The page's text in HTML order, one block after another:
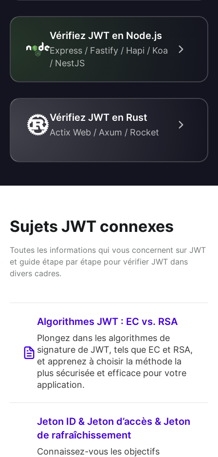
Vérifiez JWT en Node.js
Express / Fastify / Hapi / Koa
/ NestJS
Vérifiez JWT en Rust
Actix Web / Axum / Rocket
Sujets JWT connexes
Toutes les informations qui vous concernent sur JWT
et guide étape par étape pour vérifier JWT dans
divers cadres.
Algorithmes JWT : EC vs. RSA
Plongez dans les algorithmes de
signature de JWT, tels que EC et RSA,
et apprenez à choisir la méthode la
plus sécurisée et efficace pour votre
application.
Jeton ID & Jeton d’accès & Jeton
de rafraîchissement
Connaissez-vous les objectifs